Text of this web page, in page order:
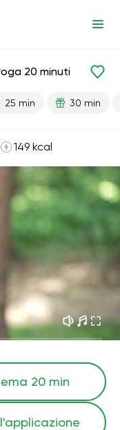
20 minuti
25 min 30 min
149 kcal
20 min